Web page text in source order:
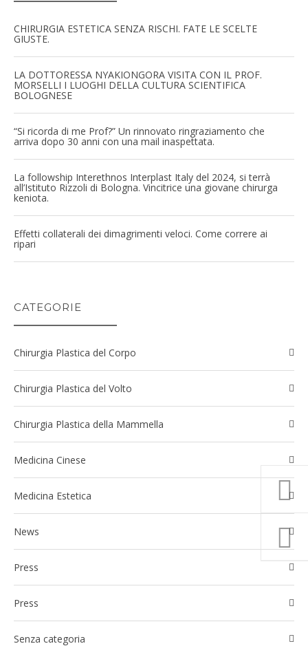
CHIRURGIA ESTETICA SENZA RISCHI. FATE LE SCELTE
GIUSTE.
LA DOTTORESSA NYAKIONGORA VISITA CON IL PROF.
MORSELLI I LUOGHI DELLA CULTURA SCIENTIFICA
BOLOGNESE
“Si ricorda di me Prof?” Un rinnovato ringraziamento che
arriva dopo 30 anni con una mail inaspettata.
La followship Interethnos Interplast Italy del 2024, si terrà
all’Istituto Rizzoli di Bologna. Vincitrice una giovane chirurga
keniota.
Effetti collaterali dei dimagrimenti veloci. Come correre ai
ripari
CATEGORIE
Chirurgia Plastica del Corpo
Chirurgia Plastica del Volto
Chirurgia Plastica della Mammella
Medicina Cinese
Medicina Estetica
News
Press
Press
Senza categoria